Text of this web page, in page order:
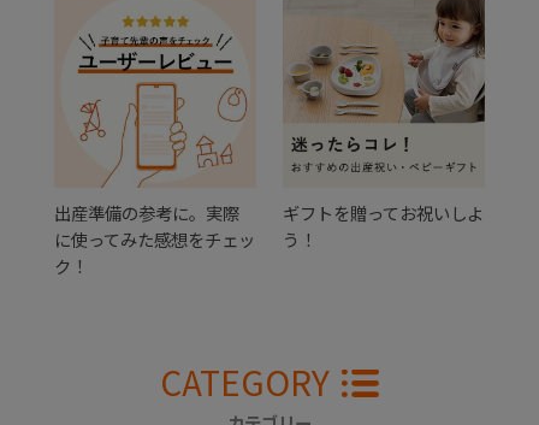
出産準備の参考に。実際
に使ってみた感想をチェッ
ク！
ギフトを贈ってお祝いしよ
う！
CATEGORY